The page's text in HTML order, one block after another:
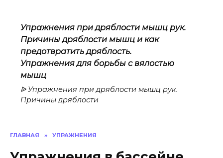
ГЛАВНАЯ » УПРАЖНЕНИЯ
Упражнения при дряблости мышц рук.
Причины дряблости мышц и как
предотвратить дряблость.
Упражнения для борьбы с вялостью
мышц
ᐉ Упражнения при дряблости мышц рук.
Причины дряблости